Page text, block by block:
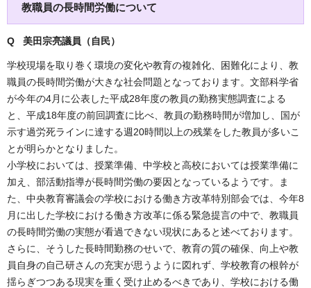
教職員の長時間労働について
Q 美田宗亮議員（自民）
学校現場を取り巻く環境の変化や教育の複雑化、困難化により、教
職員の長時間労働が大きな社会問題となっております。文部科学省
が今年の4月に公表した平成28年度の教員の勤務実態調査による
と、平成18年度の前回調査に比べ、教員の勤務時間が増加し、国が
示す過労死ラインに達する週20時間以上の残業をした教員が多いこ
とが明らかとなりました。
小学校においては、授業準備、中学校と高校においては授業準備に
加え、部活動指導が長時間労働の要因となっているようです。ま
た、中央教育審議会の学校における働き方改革特別部会では、今年8
月に出した学校における働き方改革に係る緊急提言の中で、教職員
の長時間労働の実態が看過できない現状にあると述べております。
さらに、そうした長時間勤務のせいで、教育の質の確保、向上や教
員自身の自己研さんの充実が思うように図れず、学校教育の根幹が
揺らぎつつある現実を重く受け止めるべきであり、学校における働